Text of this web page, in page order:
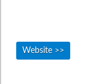
Website >>